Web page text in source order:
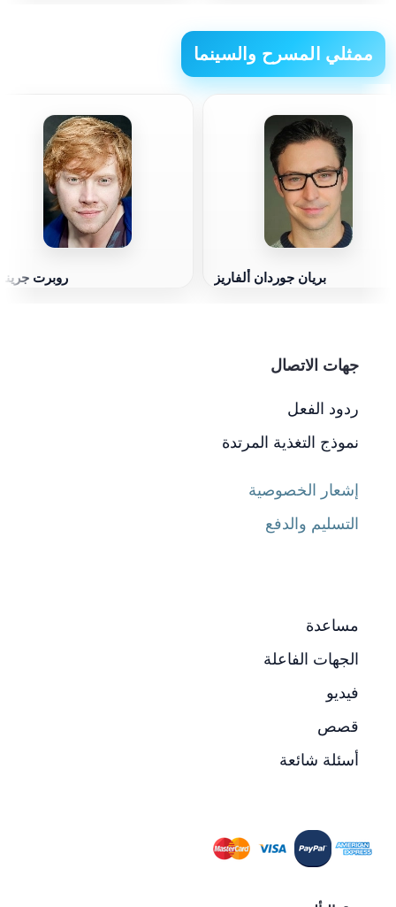
ممثلي المسرح والسينما
بريان جوردان ألفاريز روبرت
جهات الاتصال
ردود الفعل
نموذج التغذية المرتدة
إشعار الخصوصية
التسليم والدفع
مساعدة
الجهات الفاعلة
فيديو
قصص
أسئلة شائعة